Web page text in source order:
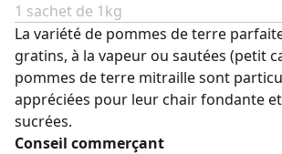
1 sachet de 1kg
La variété de pommes de terre
gratins, à la vapeur ou sautées (petit
pommes de terre mitraille sont
appréciées pour leur chair fondante
sucrées.
Conseil commerçant